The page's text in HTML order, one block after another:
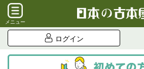
メニュー
ログイン